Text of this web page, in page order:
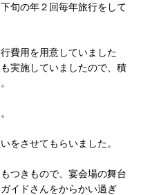
旬の年２回毎年旅行をして
費用を用意していました
実施していましたので、積
をさせてもらいました。
つきもので、宴会場の舞台
イドさんをからかい過ぎ